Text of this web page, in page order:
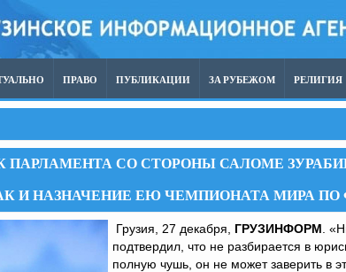
ПРАВО ПУБЛИКАЦИИ ЗА РУБЕЖОМ РЕЛИГИЯ
СО СТОРОНЫ САЛОМЕ
И НАЗНАЧЕНИЕ ЕЮ ЧЕМПИОНАТА МИРА ПО
Грузия, 27 декабря, ГРУЗИНФОРМ .
подтвердил, что не разбирается в
полную чушь, он не может заверить в